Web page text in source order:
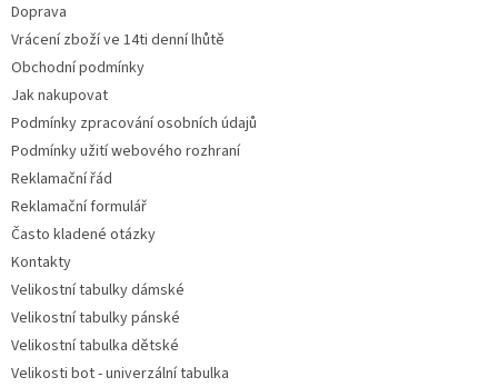
p
i
Doprava
Vrácení zboží ve 14ti denní lhůtě
Obchodní podmínky
Jak nakupovat
Podmínky zpracování osobních údajů
Podmínky užití webového rozhraní
Reklamační řád
Reklamační formulář
Často kladené otázky
Kontakty
Velikostní tabulky dámské
Velikostní tabulky pánské
Velikostní tabulka dětské
Velikosti bot - univerzální tabulka